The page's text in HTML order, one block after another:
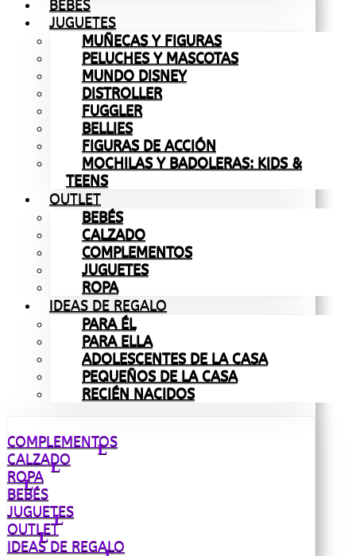
BEBÉS
JUGUETES
MUÑECAS Y FIGURAS
PELUCHES Y MASCOTAS
MUNDO DISNEY
DISTROLLER
FUGGLER
BELLIES
FIGURAS DE ACCIÓN
MOCHILAS Y BADOLERAS: KIDS &
TEENS
OUTLET
BEBÉS
CALZADO
COMPLEMENTOS
JUGUETES
ROPA
IDEAS DE REGALO
PARA ÉL
PARA ELLA
ADOLESCENTES DE LA CASA
PEQUEÑOS DE LA CASA
RECIÉN NACIDOS
COMPLEMENTOS
CALZADO
ROPA
BEBÉS
JUGUETES
OUTLET
IDEAS DE REGALO